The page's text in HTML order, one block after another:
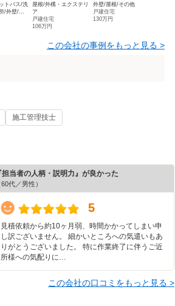
トバス/洗
/外壁/...
屋根/外構・エクステリ
ア
戸建住宅
106万円
外壁/屋根/その他
戸建住宅
130万円
この会社の事例をもっと見る >
施工管理技士
担当者の人柄・説明力』が良かった
60代／男性）
5
見積依頼から約10ヶ月弱、時間かかってしまい申
し訳ございません。 細かいところへの気遣いもあ
りがとうございました。 特に作業終了に伴うご近
所様への気配りに…
この会社の口コミをもっと見る >